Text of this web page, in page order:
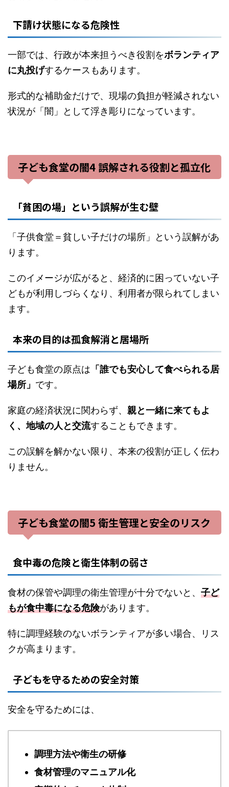
下請け状態になる危険性
一部では、行政が本来担うべき役割をボランティア
に丸投げするケースもあります。
形式的な補助金だけで、現場の負担が軽減されない
状況が「闇」として浮き彫りになっています。
子ども食堂の闇4 誤解される役割と孤立化
「貧困の場」という誤解が生む壁
「子供食堂＝貧しい子だけの場所」という誤解があ
ります。
このイメージが広がると、経済的に困っていない子
どもが利用しづらくなり、利用者が限られてしまい
ます。
本来の目的は孤食解消と居場所
子ども食堂の原点は 「誰でも安心して食べられる居
場所」 です。
家庭の経済状況に関わらず、 親と一緒に来てもよ
く、地域の人と交流することもできます。
この誤解を解かない限り、本来の役割が正しく伝わ
りません。
子ども食堂の闇5 衛生管理と安全のリスク
食中毒の危険と衛生体制の弱さ
食材の保管や調理の衛生管理が十分でないと、 子ど
もが食中毒になる危険があります。
特に調理経験のないボランティアが多い場合、リス
クが高まります。
子どもを守るための安全対策
安全を守るためには、
調理方法や衛生の研修
食材管理のマニュアル化